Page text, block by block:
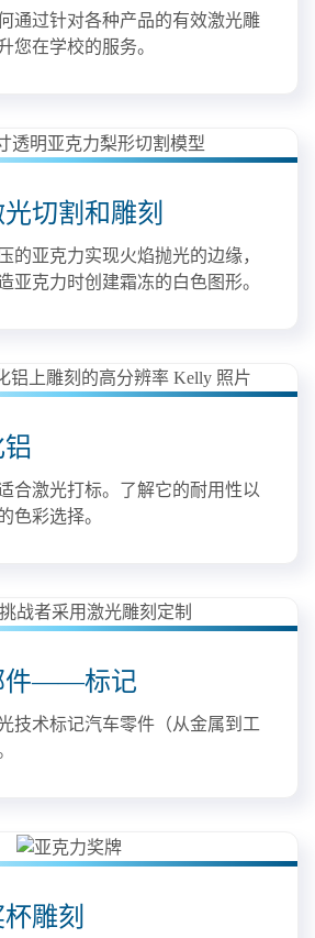
通过针对各种产品的有效激光雕
您在学校的服务。
切割和雕刻
的亚克力实现火焰抛光的边缘，
亚克力时创建霜冻的白色图形。
合激光打标。了解它的耐用性以
色彩选择。
件——标记
技术标记汽车零件（从金属到工
雕刻